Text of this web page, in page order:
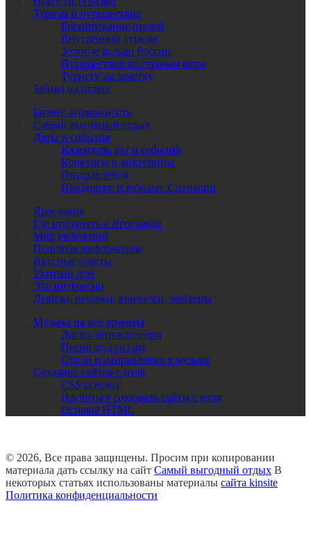
Туризм и путешествия
Бронирование отелей
Внутренний туризм
Золотое кольцо России
Путешествия по странам мира
Туристу на заметку
Займы на отдых
Бизнес-возможность
Самый выгодный отдых
Даты и события
Календарь дат и событий
Конкурсы и викторины
Поздравления
Праздники и юбилеи. Сценарии
Ярославия
Где отдохнуть в Ярославле
Мир увлечений
Полезная информация
Вкусные советы
Уютный дом
Это интересно
Девизы, речёвки, кричалки, эмблемы
Музыка на все времена
Диско-энциклопедия
Песни под гитару
Стили и направления в музыке
Создание сайтов с нуля
CSS основы
Научиться создавать сайты с нуля
Основы HTML
© 2026, Все права защищены. Просим при копировании
материала дать ссылку на сайт Самый выгодный отдых В
некоторых статьях использованы материалы сайта kinsite
Политика конфиденциальности